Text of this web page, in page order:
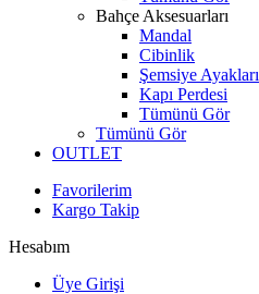
Bahçe Aksesuarları
Mandal
Cibinlik
Şemsiye Ayakları
Kapı Perdesi
Tümünü Gör
Tümünü Gör
OUTLET
Favorilerim
Kargo Takip
Hesabım
Üye Girişi